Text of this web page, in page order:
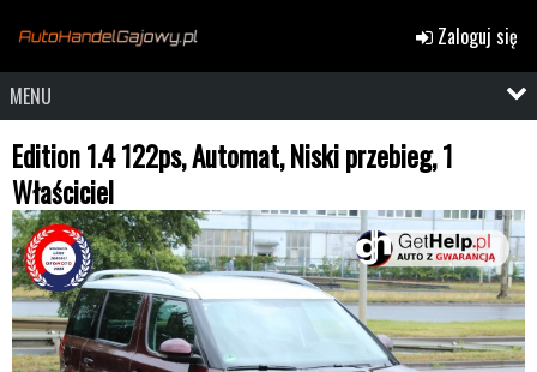
Zaloguj się
MENU
Edition 1.4 122ps, Automat, Niski przebieg, 1
Właściciel